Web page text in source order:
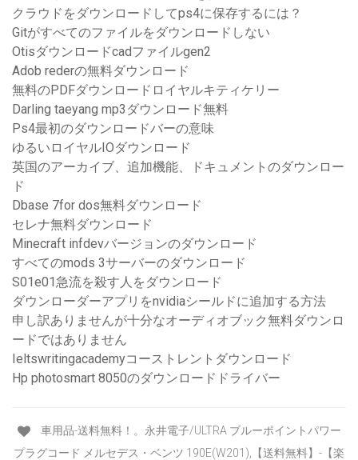
クラウドをダウンロードしてps4に保存するには？
Gitがすべてのファイルをダウンロードしない
Otisダウンロードcadファイルgen2
Adob rederの無料ダウンロード
無料のPDFダウンロードロイヤルキティケリー
Darling taeyang mp3ダウンロード無料
Ps4最初のダウンロードバーの意味
ゆるいロイヤルIOダウンロード
英国のアーカイブ、追加機能、ドキュメントのダウンロー
ド
Dbase 7for dos無料ダウンロード
セレナ無料ダウンロード
Minecraft infdevバージョンのダウンロード
すべてのmods 3サーバーのダウンロード
S01e01急流を殺す人をダウンロード
ダウンローダーアプリをnvidiaシールドに追加する方法
申し訳ありませんが十分なオーディオブック無料ダウンロ
ードではありません
Ieltswritingacademyコーストレントダウンロード
Hp photosmart 8050のダウンロードドライバー
車用品-送料無料！。永井電子/ULTRA ブルーポイントパワー
プラグコード メルセデス・ベンツ 190E(W201),【送料無料】-【楽